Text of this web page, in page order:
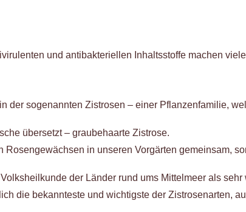
und antibakteriellen Inhaltsstoffe machen
der sogenannten Zistrosen – einer Pflanzenfamilie,
übersetzt – graubehaarte Zistrose.
in unseren Vorgärten gemeinsam,
der Länder rund ums Mittelmeer als
die bekannteste und wichtigste der Zistrosenarten,